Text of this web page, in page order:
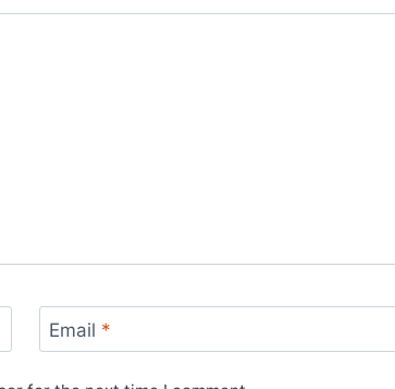
Email *